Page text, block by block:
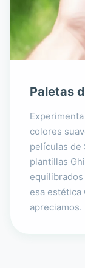
Paletas
colores
películas de
plantillas
esa estética
apreciamos.